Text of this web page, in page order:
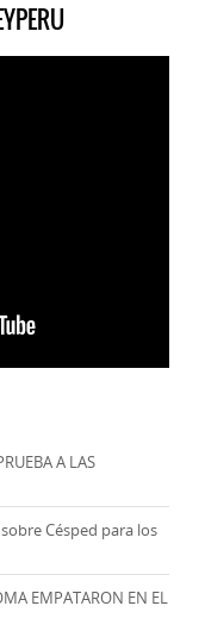
A LAS
Césped para los
EMPATARON EN EL